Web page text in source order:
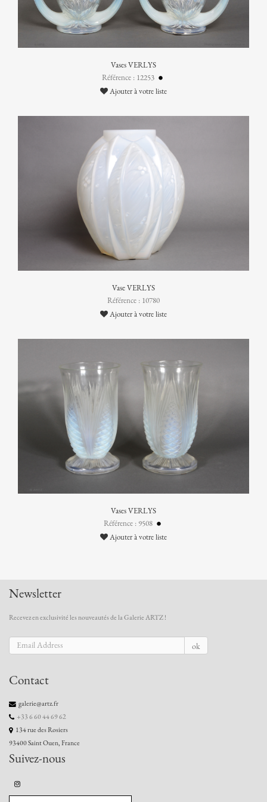
Vases VERLYS
Référence : 12253
Ajouter à votre liste
Vase VERLYS
Référence : 10780
Ajouter à votre liste
Vases VERLYS
Référence : 9508
Ajouter à votre liste
Newsletter
Recevez en exclusivité les nouveautés de la Galerie ARTZ !
ok
Contact
galerie@artz.fr
+33 6 60 44 69 62
134 rue des Rosiers
93400 Saint Ouen, France
Suivez-nous